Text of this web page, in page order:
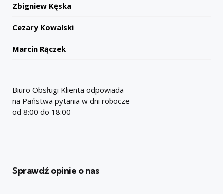
Zbigniew Kęska
Cezary Kowalski
Marcin Rączek
Biuro Obsługi Klienta odpowiada
na Państwa pytania w dni robocze
od 8:00 do 18:00
Sprawdź opinie o nas